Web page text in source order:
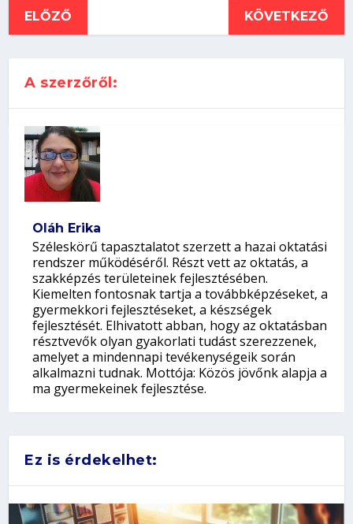
ELŐZŐ KÖVETKEZŐ
A szerzőről:
Oláh Erika
Széleskörű tapasztalatot szerzett a hazai oktatási
rendszer működéséről. Részt vett az oktatás, a
szakképzés területeinek fejlesztésében.
Kiemelten fontosnak tartja a továbbképzéseket, a
gyermekkori fejlesztéseket, a készségek
fejlesztését. Elhivatott abban, hogy az oktatásban
résztvevők olyan gyakorlati tudást szerezzenek,
amelyet a mindennapi tevékenységeik során
alkalmazni tudnak. Mottója: Közös jövőnk alapja a
ma gyermekeinek fejlesztése.
Ez is érdekelhet: